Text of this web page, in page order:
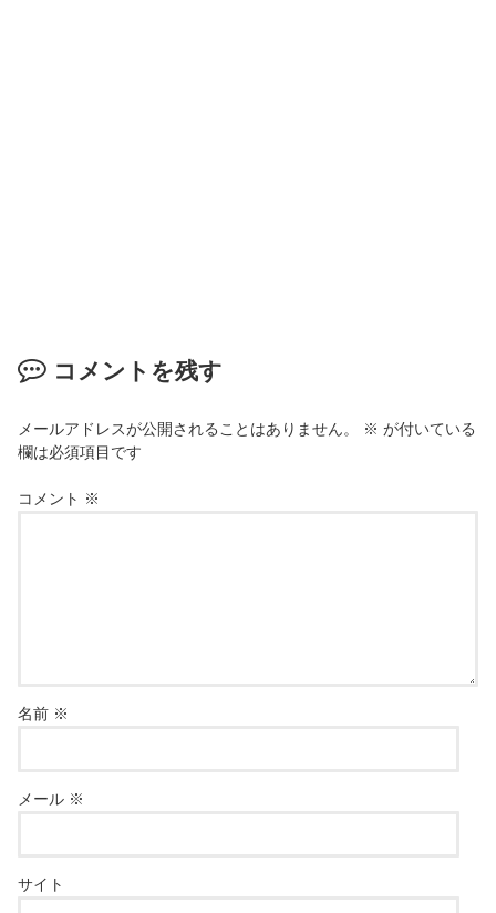
コメントを残す
メールアドレスが公開されることはありません。 ※ が付いている
欄は必須項目です
コメント ※
名前 ※
メール ※
サイト